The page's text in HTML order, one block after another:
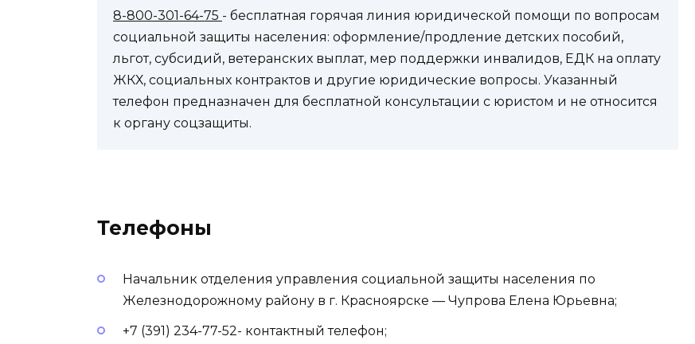
8-800-301-64-75 - бесплатная горячая линия юридической помощи по вопросам
социальной защиты населения: оформление/продление детских пособий,
льгот, субсидий, ветеранских выплат, мер поддержки инвалидов, ЕДК на оплату
ЖКХ, социальных контрактов и другие юридические вопросы. Указанный
телефон предназначен для бесплатной консультации с юристом и не относится
к органу соцзащиты.
Телефоны
Начальник отделения управления социальной защиты населения по
Железнодорожному району в г. Красноярске — Чупрова Елена Юрьевна;
+7 (391) 234-77-52- контактный телефон;